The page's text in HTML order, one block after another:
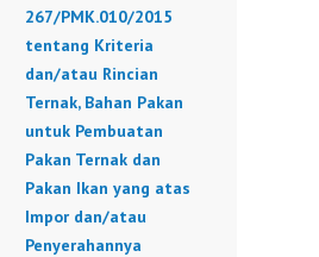
267/PMK.010/2015
tentang Kriteria
dan/atau Rincian
Ternak, Bahan Pakan
untuk Pembuatan
Pakan Ternak dan
Pakan Ikan yang atas
Impor dan/atau
Penyerahannya